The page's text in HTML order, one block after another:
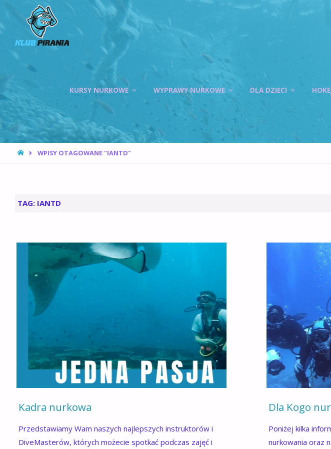
WROCŁAW |
KURSY
NURKOWANIA,
HOKEJ
PODWODNY
Przejdź
treści
KURSY NURKOWE WYPRAWY NURKOWE DLA DZIECI
STRONA
WPISY OTAGOWANE "IANTD"
TAG: IANTD
Kadra nurkowa
Przedstawiamy Wam naszych najlepszych instruktorów i
DiveMasterów, których możecie spotkać podczas zajęć i
Dla Kogo
Poniżej kilka
nurkowania oraz